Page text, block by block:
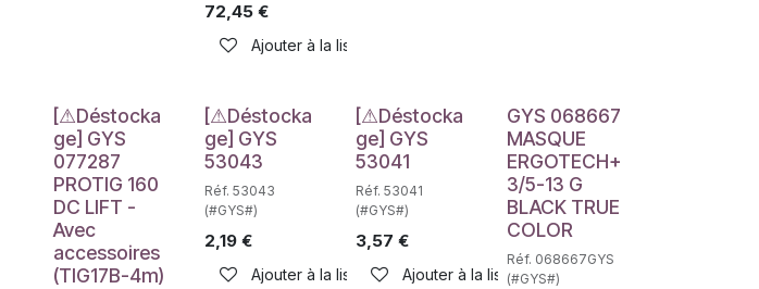
72,45€
Ajouter à la liste de souhaits
Déstockage
[⚠Déstocka
ge] GYS
077287
PROTIG 160
DC LIFT -
Avec
accessoires
(TIG17B-4m)
Déstockage
[⚠Déstocka
ge] GYS
53043
Réf. 53043
(#GYS#)
2,19€
Ajouter à la liste de souhaits
Déstockage
[⚠Déstocka
ge] GYS
53041
Réf. 53041
(#GYS#)
3,57 €
Ajouter à la liste de souhaits
GYS 068667
MASQUE
ERGOTECH+
3/5-13 G
BLACK TRUE
COLOR
Réf. 068667GYS
(#GYS#)